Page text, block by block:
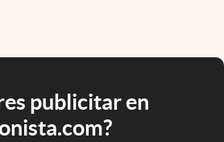
publicitar en